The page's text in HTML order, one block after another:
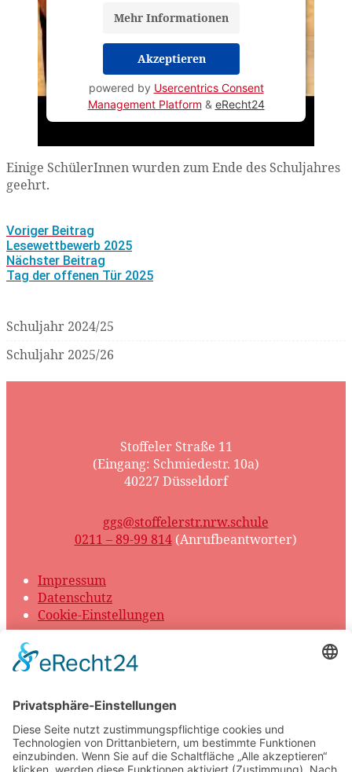
Mehr Informationen
Akzeptieren
powered by Usercentrics Consent
Management Platform & eRecht24
Einige SchülerInnen wurden zum Ende des Schuljahres
geehrt.
navigation
Voriger Beitrag
Lesewettbewerb 2025
Nächster Beitrag
Tag der offenen Tür 2025
Schuljahr 2024/25
Schuljahr 2025/26
Stoffeler Straße 11
(Eingang: Schmiedestr. 10a)
40227 Düsseldorf
ggs@stoffelerstr.nrw.schule
0211 – 89-99 814(Anrufbeantworter)
Impressum
Datenschutz
Cookie-Einstellungen
© 2026 GGS Stoffeler Straße
Scroll
to
top